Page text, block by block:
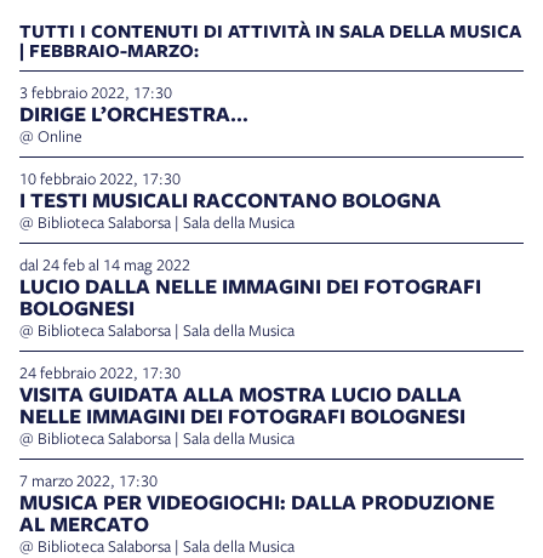
TUTTI I CONTENUTI DI ATTIVITÀ IN SALA DELLA MUSICA
| FEBBRAIO-MARZO:
3 febbraio 2022, 17:30
DIRIGE L’ORCHESTRA…
@ Online
10 febbraio 2022, 17:30
I TESTI MUSICALI RACCONTANO BOLOGNA
@ Biblioteca Salaborsa | Sala della Musica
dal 24 feb al 14 mag 2022
LUCIO DALLA NELLE IMMAGINI DEI FOTOGRAFI
BOLOGNESI
@ Biblioteca Salaborsa | Sala della Musica
24 febbraio 2022, 17:30
VISITA GUIDATA ALLA MOSTRA LUCIO DALLA
NELLE IMMAGINI DEI FOTOGRAFI BOLOGNESI
@ Biblioteca Salaborsa | Sala della Musica
7 marzo 2022, 17:30
MUSICA PER VIDEOGIOCHI: DALLA PRODUZIONE
AL MERCATO
@ Biblioteca Salaborsa | Sala della Musica